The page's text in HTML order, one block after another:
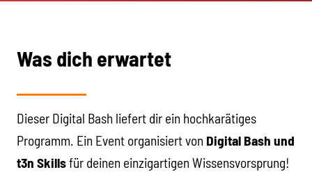
Was dich erwartet
Dieser Digital Bash liefert dir ein hochkarätiges
Programm. Ein Event organisiert von Digital Bash und
t3n Skillsfür deinen einzigartigen Wissensvorsprung!